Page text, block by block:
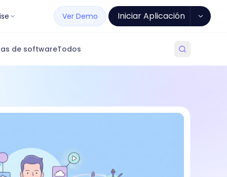
Ver Demo Iniciar Aplicación
de softwareTodos